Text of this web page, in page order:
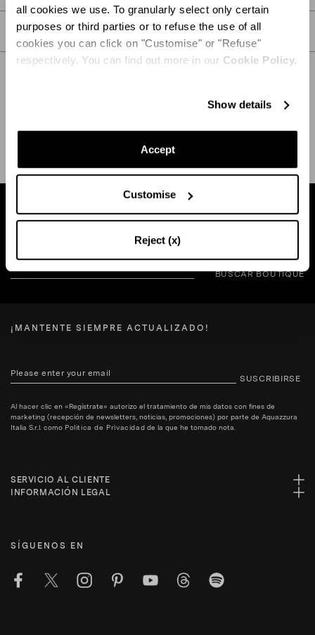
all cookies we use. To granularly select only certain
purposes or third parties or to refuse the use of all
cookies you can click on "Customise" or "Refuse"
respectively. You can find out more in our Cookie Policy.
Show details
Accept
Customise
Reject (x)
CUIDADOS
Busca una boutique cerca de usted
BUSCAR BOUTIQUE
¡MANTENTE SIEMPRE ACTUALIZADO!
SUSCRIBIRSE
Al hacer clic en «Regístrate» autorizo el tratamiento de mis datos con fines de
marketing (recepción de newsletters, noticias, promociones) por parte de Aquazzura
Italia S.r.l. como Politica de Privacidad de la que he tomado nota.
SERVICIO AL CLIENTE
INFORMACIÓN LEGAL
SÍGUENOS EN